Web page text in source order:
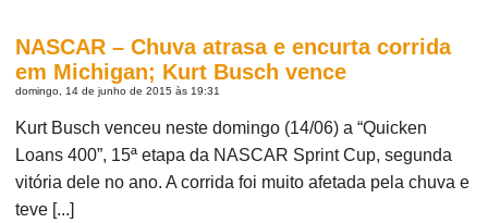
NASCAR – Chuva atrasa e encurta corrida
em Michigan; Kurt Busch vence
domingo, 14 de junho de 2015 às 19:31
Kurt Busch venceu neste domingo (14/06) a “Quicken
Loans 400”, 15ª etapa da NASCAR Sprint Cup, segunda
vitória dele no ano. A corrida foi muito afetada pela chuva e
teve [...]